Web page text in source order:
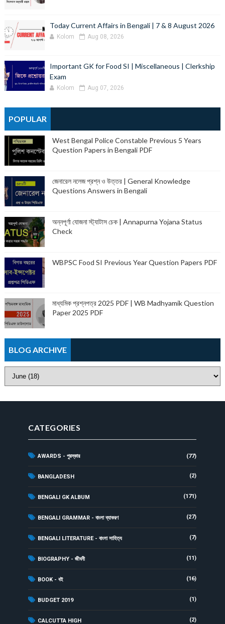
Today Current Affairs in Bengali | 7 & 8 August 2026
Kolom Aug 08, 2026
Important GK for Food SI | Miscellaneous | Clerkship
Exam
Kolom Aug 07, 2026
POPULAR
West Bengal Police Constable Previous 5 Years
Question Papers in Bengali PDF
জেনারেল নলেজ প্রশ্ন ও উত্তর | General Knowledge
Questions Answers in Bengali
অন্নপূর্ণা যোজনা স্ট্যাটাস চেক | Annapurna Yojana Status
Check
WBPSC Food SI Previous Year Question Papers PDF
মাধ্যমিক প্রশ্নপত্র 2025 PDF | WB Madhyamik Question
Paper 2025 PDF
BLOG ARCHIVE
CATEGORIES
AWARDS - পুরস্কার (77)
BANGLADESH (2)
BENGALI GK ALBUM (171)
BENGALI GRAMMAR - বাংলা ব্যাকরণ (27)
BENGALI LITERATURE - বাংলা সাহিত্য (7)
BIOGRAPHY - জীবনী (11)
BOOK - বই (16)
BUDGET 2019 (1)
CALCUTTA HIGH (2)